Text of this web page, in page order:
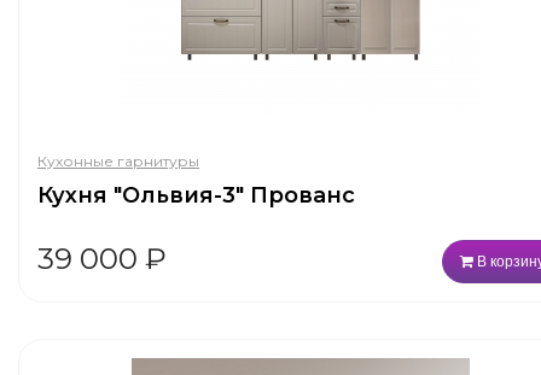
Кухонные гарнитуры
Кухня "Ольвия-3" Прованс
39 000 ₽ В